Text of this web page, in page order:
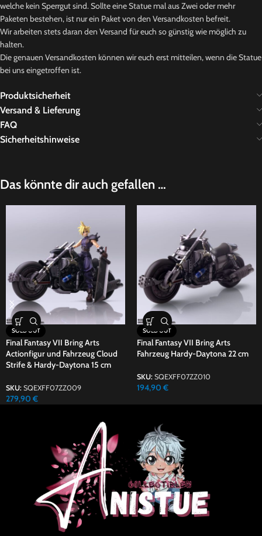
welche kein Sperrgut sind. Sollte eine Statue mal aus Zwei oder mehr
Paketen bestehen, ist nur ein Paket von den Versandkosten befreit.
Wir arbeiten stets daran den Versand für euch so günstig wie möglich zu
halten.
Die genauen Versandkosten können wir euch erst mitteilen, wenn die Statue
bei uns eingetroffen ist.
Produktsicherheit
Versand & Lieferung
FAQ
Sicherheitshinweise
Das könnte dir auch gefallen …
SOLD OUT
Final Fantasy VII Bring Arts
Actionfigur und Fahrzeug Cloud
Strife & Hardy-Daytona 15 cm
SKU: SQEXFF07ZZ009
279,90 €
SOLD OUT
Final Fantasy VII Bring Arts
Fahrzeug Hardy-Daytona 22 cm
SKU: SQEXFF07ZZ010
194,90 €